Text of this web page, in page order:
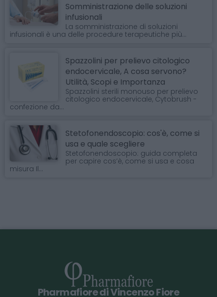
Somministrazione delle soluzioni
infusionali
La somministrazione di soluzioni
infusionali è una delle procedure terapeutiche più...
Spazzolini per prelievo citologico
endocervicale, A cosa servono?
Utilità, Scopi e Importanza
Spazzolini sterili monouso per prelievo
citologico endocervicale, Cytobrush -
confezione da...
Stetofonendoscopio: cos'è, come si
usa e quale scegliere
Stetofonendoscopio: guida completa
per capire cos’è, come si usa e cosa
misura Il...
Pharmafiore di Vincenzo Fiore